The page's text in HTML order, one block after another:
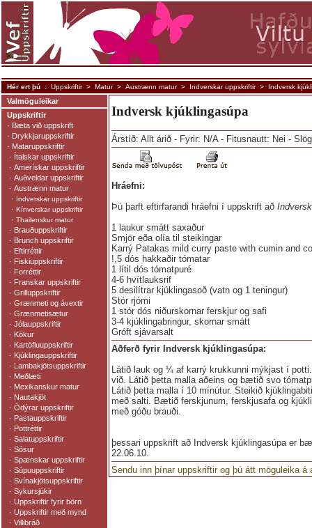
Indversk kjúklingasúpa
Árstíð: Allt árið - Fyrir: N/A - Fitusnautt: Nei -
Hráefni:
Þú þarft eftirfarandi hráefni í uppskrift að
1 laukur smátt saxaður
Smjör eða olía til steikingar
Karrý Patakas mild curry paste with cumin and
!,5 dós hakkaðir tómatar
1 lítil dós tómatpuré
4-6 hvítlauksrif
5 desilítrar kjúklingasoð (vatn og 1 teningur)
Stór rjómi
1 stór dós niðurskornar ferskjur og safi
3-4 kjúklingabringur, skornar smátt
Gróft sjávarsalt
Aðferð fyrir Indversk kjúklingasúpa:
Látið lauk og ¼ af karrý krukkunni mýkjast í
við. Látið þetta malla aðeins og bætið svo
Látið þetta malla í 10 mínútur. Steikið
með salti. Bætið ferskjunum, ferskjusafa og
með góðu brauði.
þessari uppskrift að Indversk kjúklingasúpa er
22.06.10.
Sendu inn þínar uppskriftir og þú átt möguleika
Valmöguleikar
Uppskriftir
· Bæta við uppskrift
· Drykkjaruppskriftir
· Mataruppskriftir
· Ítalskar uppskriftir
· Amerískar uppskriftir
· Auðveldar uppskriftir
· Austrænn matur
· Indverskar uppskriftir
· Kínverskar uppskriftir
· Thailenskur matur
· Brauðuppskriftir
· Brunch uppskriftir
· Eftirréttir
· Fiskiuppskriftir
· Forréttir
· Franskar uppskriftir
· Grilluppskriftir
· Grænmeti og ávextir
· Grænmetisætur
· Jólauppskriftir
· Kökur
· Kartöfluuppskriftir
· Kjúklingauppskriftir
· Lambakjötsuppskriftir
· Meðlæti
· Mexikanskur matur
· Nautakjöt
· Ódýrar uppskriftir
· Pastauppskriftir
· Pottréttir
· Salatuppskriftir
· Sósur
· Spænskar uppskriftir
· Súpuuppskriftir
· Svínakjötsuppskriftir
· Sykursjúkir
· Uppskriftir fyrir börn
· Uppskriftir með mynd
· Villibráð
Hér ert þú : Uppskriftir > Matur > Austrænn matur > Indverskar uppskriftir > Indversk